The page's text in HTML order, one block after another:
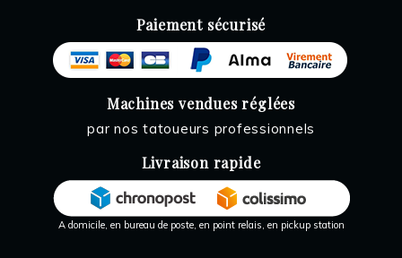
Paiement sécurisé
Machines vendues réglées
par nos tatoueurs professionnels
Livraison rapide
A domicile, en bureau de poste, en point relais, en pickup station